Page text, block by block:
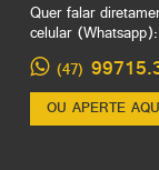
Quer falar
celular (Whatsapp):
(47)
OU APERTE